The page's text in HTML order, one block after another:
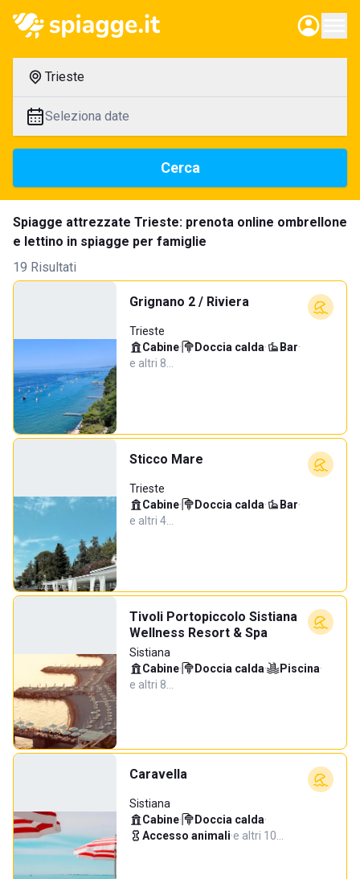
Trieste
Seleziona date
Cerca
Spiagge attrezzate Trieste: prenota online ombrellone
e lettino in spiagge per famiglie
19 Risultati
Grignano 2 / Riviera
Trieste
Cabine· Doccia calda· Bar·
e altri 8…
Sticco Mare
Trieste
Cabine· Doccia calda· Bar·
e altri 4…
Tivoli Portopiccolo Sistiana
Wellness Resort & Spa
Sistiana
Cabine· Doccia calda· Piscina·
e altri 8…
Caravella
Sistiana
Cabine· Doccia calda·
Accesso animali·e altri 10…